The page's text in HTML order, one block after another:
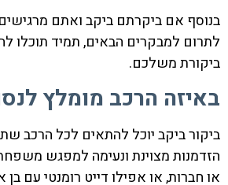
בנוסף אם ביקרתם ביקב ואתם
לתרום למבקרים הבאים, תמיד תוכלו
ביקורת משלכם.
באיזה הרכב מומלץ
ביקור ביקב יוכל להתאים לכל הרכב
הזדמנות מצוינת ונעימה למפגש
או חברות, או אפילו דייט רומנטי עם